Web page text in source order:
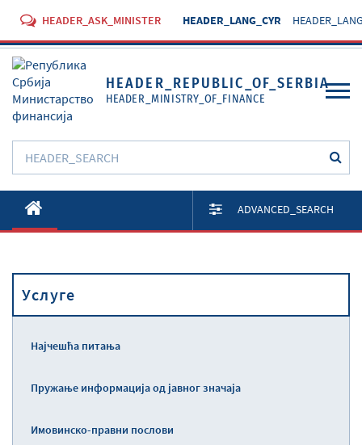
HEADER_ASK_MINISTER HEADER_LANG_CYR
HEADER_REPUBLIC_OF_SERBIA
HEADER_MINISTRY_OF_FINANCE
O Министарству
Активности
Прописи
ADVANCED_SEARCH
Услуге
Најчешћа питања
Пружање информација од јавног значаја
Имовинско-правни послови